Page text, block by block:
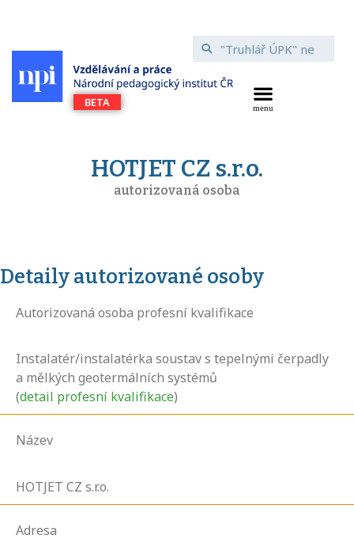
HOTJET CZ s.r.o.
autorizovaná osoba
Detaily autorizované osoby
Autorizovaná osoba profesní kvalifikace
Instalatér/instalatérka soustav s tepelnými čerpadly
a mělkých geotermálních systémů
(detail profesní kvalifikace)
Název
HOTJET CZ s.r.o.
Adresa